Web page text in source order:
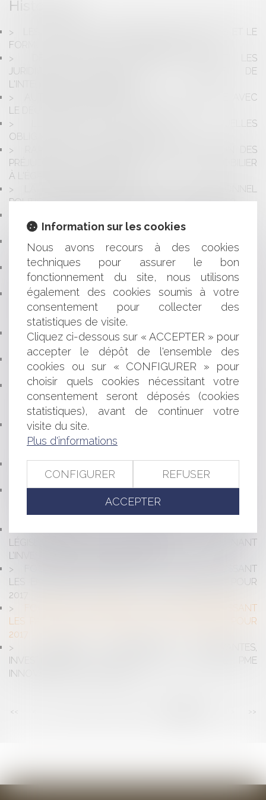
Historique
LES DROITS DE LA DÉFENSE DES ÉTRANGERS ET LE
FORMULAIRE DES DROITS DU GARDÉ À VUE
DE L'USAGE DU FRANÇAIS DEVANT LES
JURIDICTIONS FRANÇAISES À L'HEURE DE
L'INTELLIGENCE ARTIFICIELLE
AUTORITÉ PARENTALE: QUELLE PROCÉDURE AVEC
LE DÉCRET DU 7 FÉVRIER 2017?
LE DROIT À LA DÉCONNEXION: QUELLES
OBLIGATIONS POUR L'EMPLOYEUR?
RAPPEL SUR L'ÉTENDUE DE LA RÉPARATION DES
PRÉJUDICES DUE PAR LE DIAGNOSTIQUEUR IMMOBILIER
À L'ÉGARD DE L'ACQUÉREUR
LA RÉMUNÉRATION DES ÉLUS ET DU PERSONNEL
POLITIQUE : ÉTAT DES LIEUX, QUELLES RÉFORMES ?
FICTIF"
AUTORISATIONS D’URBANISME : ÉLARGISSEMENT DU
RECOURS OBLIGATOIRE À L’ARCHITECTE
LE DIAGNOSTIQUEUR DOIT RÉPARER TOUS LES
PRÉJUDICES SUBIS PAR L’ACQUÉREUR
SUR LA MISE EN OEUVRE DU DROIT AU
DÉRÉFÉRENCEMENT: LE CONSEIL D'ETAT INTERROGE LA
CJUE
LE DIAGNOSTIC TECHNIQUE GLOBAL ( DTG) EST
OPÉRATIONNEL DEPUIS LE 1ER JANVIER 2017
NUMÉROTATION DES HABITATIONS: RAPPEL DE LA
RÉGLEMENTATION
ARTISANS : NOUVELLES OBLIGATIONS
D'INFORMATION SUR LES PRIX POUR LES TRAVAUX À
DOMICILE
BAIL COMMERCIAL: COMMANDEMENT VISANT LA
CLAUSE RÉSOLUTOIRE PAR SUITE D'UNE INFRACTION
ENTRETIEN D'UNE HAIE OU D'UN MUR EN LIMITE DE
PROPRIÉTÉ
RADARS: SUR L'OBLIGATION DE DÉNONCIATION DES
SALARIÉS PRÉVUE PAR LE NOUVEL ARTICLE 121-6 DU
CODE DE LA ROUTE
LÉGISLATIVES ET JURISPRUDENTIELLES CONCERNANT
L’INVESTISSEMENT DANS LES PME
FOCUS SUR LES MESURES FISCALES INTÉRESSANT
LES ENTREPRISES APRÈS LA LOI DE FINANCES POUR
2017
FOCUS SUR LES MESURES FISCALES INTÉRESSANT
LES PARTICULIERS APRÈS LA LOI DE FINANCES POUR
2017
JEUNES ENTREPRISES INNOVANTES,
INVESTISSEMENTS DANS LES PME, COMPTE PME
INNOVATION : DU CONCRET !
<< >>
Information sur les cookies
Nous avons recours à des cookies
techniques pour assurer le bon
fonctionnement du site, nous utilisons
également des cookies soumis à votre
consentement pour collecter des
statistiques de visite.
Cliquez ci-dessous sur « ACCEPTER » pour
accepter le dépôt de l'ensemble des
cookies ou sur « CONFIGURER » pour
choisir quels cookies nécessitant votre
consentement seront déposés (cookies
statistiques), avant de continuer votre
visite du site.
Plus d'informations
CONFIGURER REFUSER
ACCEPTER